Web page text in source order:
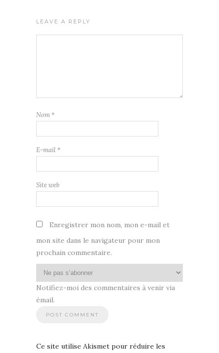
LEAVE A REPLY
Nom *
E-mail *
Site web
Enregistrer mon nom, mon e-mail et
mon site dans le navigateur pour mon
prochain commentaire.
Notifiez-moi des commentaires à venir via
émail.
Ce site utilise Akismet pour réduire les